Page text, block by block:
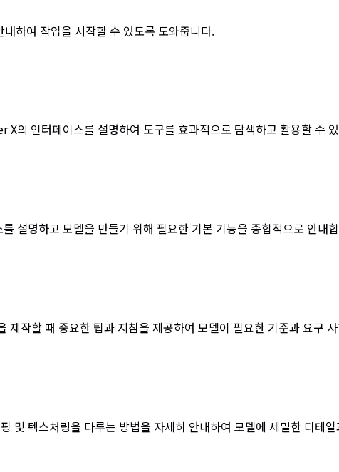
하여 작업을 시작할 수 있도록 도와줍니다.
의 인터페이스를 설명하여 도구를 효과적으로 탐색하고 활용할 수
설명하고 모델을 만들기 위해 필요한 기본 기능을 종합적으로 안내
작할 때 중요한 팁과 지침을 제공하여 모델이 필요한 기준과 요구
및 텍스처링을 다루는 방법을 자세히 안내하여 모델에 세밀한 디테